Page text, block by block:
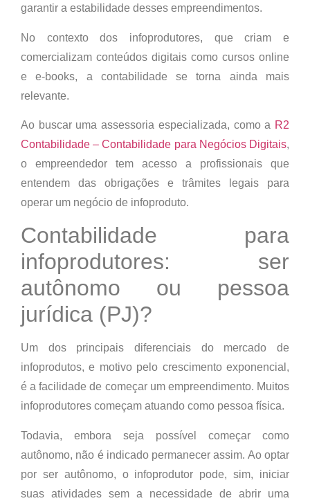
garantir a estabilidade desses empreendimentos.
No contexto dos infoprodutores, que criam e
comercializam conteúdos digitais como cursos online
e e-books, a contabilidade se torna ainda mais
relevante.
Ao buscar uma assessoria especializada, como a R2
Contabilidade – Contabilidade para Negócios Digitais,
o empreendedor tem acesso a profissionais que
entendem das obrigações e trâmites legais para
operar um negócio de infoproduto.
Contabilidade para
infoprodutores: ser
autônomo ou pessoa
jurídica (PJ)?
Um dos principais diferenciais do mercado de
infoprodutos, e motivo pelo crescimento exponencial,
é a facilidade de começar um empreendimento. Muitos
infoprodutores começam atuando como pessoa física.
Todavia, embora seja possível começar como
autônomo, não é indicado permanecer assim. Ao optar
por ser autônomo, o infoprodutor pode, sim, iniciar
suas atividades sem a necessidade de abrir uma